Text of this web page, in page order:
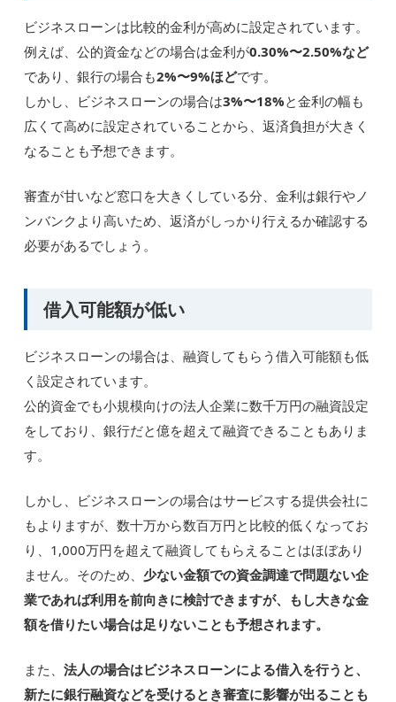
ビジネスローンは比較的金利が高めに設定されています。
例えば、公的資金などの場合は金利が0.30%〜2.50%など
であり、銀行の場合も2%〜9%ほどです。
しかし、ビジネスローンの場合は3%〜18%と金利の幅も
広くて高めに設定されていることから、返済負担が大きく
なることも予想できます。
審査が甘いなど窓口を大きくしている分、金利は銀行やノ
ンバンクより高いため、返済がしっかり行えるか確認する
必要があるでしょう。
借入可能額が低い
ビジネスローンの場合は、融資してもらう借入可能額も低
く設定されています。
公的資金でも小規模向けの法人企業に数千万円の融資設定
をしており、銀行だと億を超えて融資できることもありま
す。
しかし、ビジネスローンの場合はサービスする提供会社に
もよりますが、数十万から数百万円と比較的低くなってお
り、1,000万円を超えて融資してもらえることはほぼあり
ません。そのため、少ない金額での資金調達で問題ない企
業であれば利用を前向きに検討できますが、もし大きな金
額を借りたい場合は足りないことも予想されます。
また、法人の場合はビジネスローンによる借入を行うと、
新たに銀行融資などを受けるとき審査に影響が出ることも